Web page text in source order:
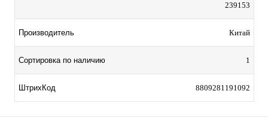
239153
Производитель Китай
Сортировка по наличию 1
ШтрихКод 8809281191092